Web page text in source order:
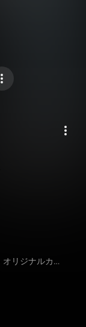
You Were There～あなたが居たから～ オリジナルカラオケ